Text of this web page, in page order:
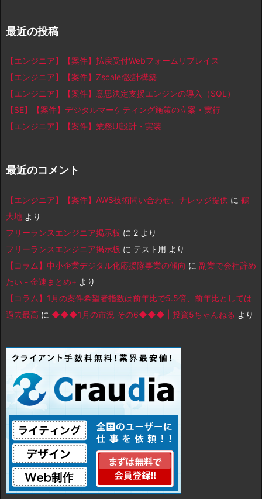
最近の投稿
【エンジニア】【案件】払戻受付Webフォームリプレイス
【エンジニア】【案件】Zscaler設計構築
【エンジニア】【案件】意思決定支援エンジンの導入（SQL）
【SE】【案件】デジタルマーケティング施策の立案・実行
【エンジニア】【案件】業務UI設計・実装
最近のコメント
【エンジニア】【案件】AWS技術問い合わせ、ナレッジ提供 に 鶴
大地 より
フリーランスエンジニア掲示板 に 2 より
フリーランスエンジニア掲示板 に テスト用 より
【コラム】中小企業デジタル化応援隊事業の傾向 に 副業で会社辞め
たい - 金速まとめ+ より
【コラム】1月の案件希望者指数は前年比で5.5倍、前年比としては
過去最高 に ◆◆◆1月の市況 その6◆◆◆ | 投資5ちゃんねる より